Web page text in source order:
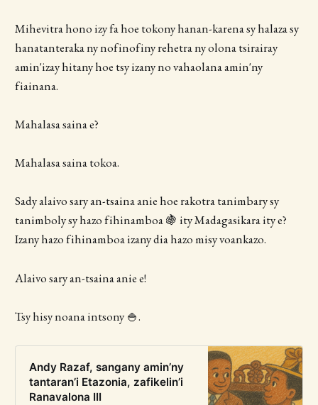
Mihevitra hono izy fa hoe tokony hanan-karena sy halaza sy
hanatanteraka ny nofinofiny rehetra ny olona tsirairay
amin'izay hitany hoe tsy izany no vahaolana amin'ny
fiainana.
Mahalasa saina e?
Mahalasa saina tokoa.
Sady alaivo sary an-tsaina anie hoe rakotra tanimbary sy
tanimboly sy hazo fihinamboa 🍇 ity Madagasikara ity e?
Izany hazo fihinamboa izany dia hazo misy voankazo.
Alaivo sary an-tsaina anie e!
Tsy hisy noana intsony 🍚.
Andy Razaf, sangany amin’ny
tantaran’i Etazonia, zafikelin’i
Ranavalona III